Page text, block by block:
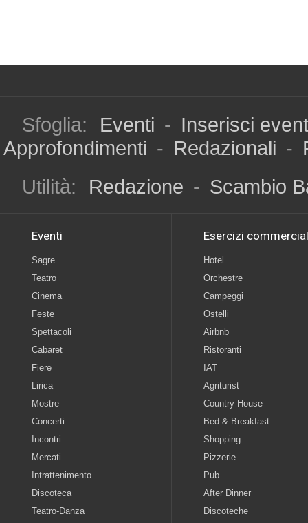
Sfoglia: Eventi - Inserisci
Approfondimenti - Redazionali -
Utilità:
Redazione - Scambio
Eventi
Sagre
Teatro
Cinema
Feste
Spettacoli
Cabaret
Fiere
Lirica
Mostre
Concerti
Incontri
Mercati
Intrattenimento
Discoteca
Teatro-Danza
Esercizi
Hotel
Orchestre
Campeggi
Ostelli
Airbnb
Ristoranti
IAT
Agriturist
Country House
Bed & Breakfast
Shopping
Pizzerie
Pub
After Dinner
Discoteche